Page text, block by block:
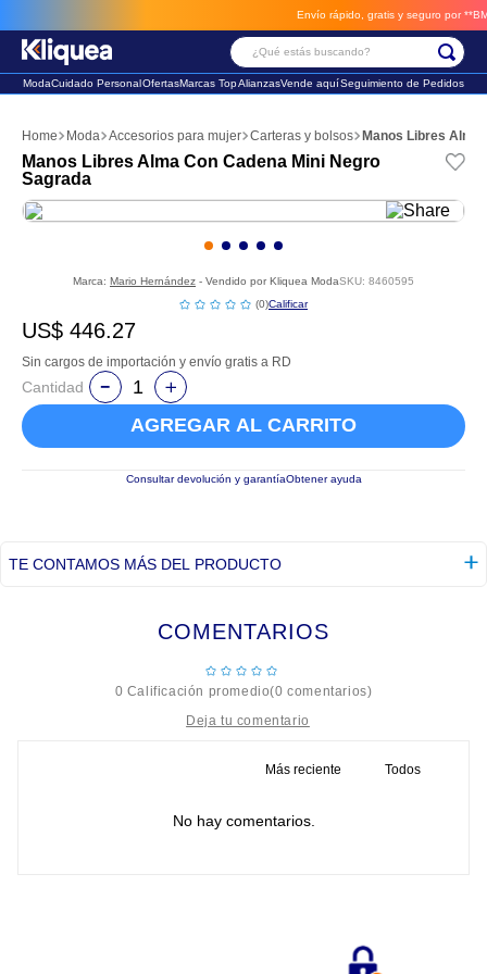
Envío rápido, gratis y seguro por **BM-
¿Qué estás buscando?
ModaCuidado PersonalOfertasMarcas TopAlianzasVende aquíSeguimiento de Pedidos
Moda Accesorios para mujer Carteras y bolsos Manos Libres Alma
Manos Libres Alma Con Cadena Mini Negro
Sagrada
Marca: Mario Hernández - Vendido por Kliquea ModaSKU: 8460595
☆☆☆☆☆
(0)
US$ 446.27
Sin cargos de importación y envío gratis a RD
Cantidad
AGREGAR AL CARRITO
Consultar devolución y garantíaObtener ayuda
TE CONTAMOS MÁS DEL PRODUCTO
COMENTARIOS
☆☆☆☆
☆
0 Calificación promedio(0 comentarios)
Más reciente Todos
No hay comentarios.
2. futbol
3. sandalia